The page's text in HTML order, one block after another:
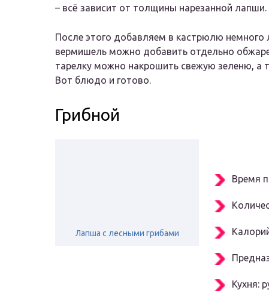
– всё зависит от толщины нарезанной лапши.
После этого добавляем в кастрюлю немного
вермишель можно добавить отдельно
тарелку можно накрошить свежую зеленю, а
Вот блюдо и готово.
Грибной­
Лапша с лесными грибами
Время
Кухня: